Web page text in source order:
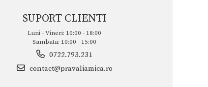
SUPORT CLIENTI
Luni - Vineri: 10:00 - 18:00
Sambata: 10:00 - 15:00
0722.793.231
contact@pravaliamica.ro